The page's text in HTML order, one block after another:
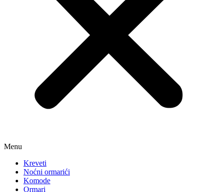
Menu
Kreveti
Noćni ormarići
Komode
Ormari